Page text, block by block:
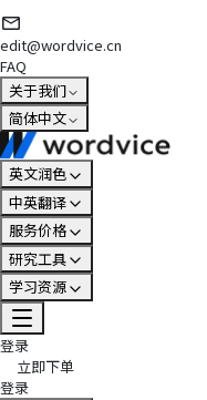
edit@wordvice.cn
FAQ
关于我们
简体中文
英文润色
中英翻译
服务价格
研究工具
学习资源
登录
立即下单
登录